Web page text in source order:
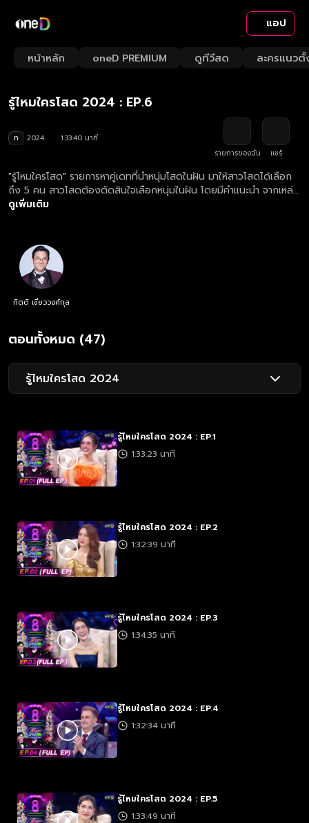
แอป
หน้าหลัก oneD PREMIUM ดูทีวีสด ละครแนวตั้
Loaded:
1.06%
Rate
รู้ไหมใครโสด 2024 : EP.6
ท 2024
1:33:40 นาที
รายการของฉัน
แชร์
"รู้ไหมใครโสด" รายการหาคู่เดทที่นำหนุ่มโสดในฝัน มาให้สาวโสดได้เลือก
ถึง 5 คน สาวโสดต้องตัดสินใจเลือกหนุ่มในฝัน โดยมีคำแนะนำ จากเหล่า
กูรู 4 ท่าน เป็นตัวช่วย ที่จะมาสร้างความสนุก ความป่วน มาร่วมลุ้นไป
ล่าสุด ทุกวันอาทิตย์ เวลา 22.15 น.
ดูเพิ่มเติม
กิตติ เชี่ยววงศ์กุล
ตอนทั้งหมด (47)
รู้ไหมใครโสด 2024
รู้ไหมใครโสด 2024 : EP.1
1:33:23 นาที
รู้ไหมใครโสด 2024 : EP.2
1:32:39 นาที
รู้ไหมใครโสด 2024 : EP.3
1:34:35 นาที
รู้ไหมใครโสด 2024 : EP.4
1:32:34 นาที
รู้ไหมใครโสด 2024 : EP.5
1:33:49 นาที